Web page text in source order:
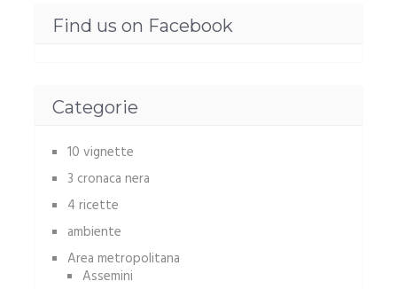
Find us on Facebook
Categorie
10 vignette
3 cronaca nera
4 ricette
ambiente
Area metropolitana
Assemini